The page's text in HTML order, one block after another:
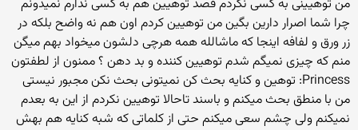
من توهیینی به کسی نکردم قصد توهیین هم به کسی ندارم نمیدونم
چرا شما اصرار دارین بگین من توهیین کردم اون هم نه واضح بلکه در
زر ورق و لفافه اینجا که ماشالله همه هرچی دلشون میخواد بهم میگن
منم که چیزی نمیگم شدم توهیین کننده و بد دهن ؟ ممنون از لطفتون
Princess: توهین و کنایه بحث کن نمیتونی بحث نکن مجبور نیستی
من با منطق بحث میکنم و باسند تاحالا توهیین نکردم از این به بعدم
نمیکنم ولی چشم سعی میکنم حتی از کلماتی که شبه کنایه هم بهش